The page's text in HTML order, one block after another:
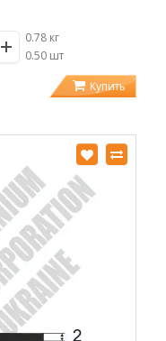
0.78 кг
/0.50 шт
Купить